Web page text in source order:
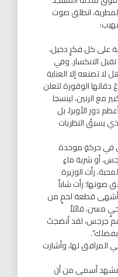
انطلق صوت
على كل فكرٍ دخيل،
الانكسار. وفي
لا تصنعه إلا العناية
دقاتها الوقورة لتعلن
مع الرنين، لينسجا
دور الأوبرا، بل
يسبقُ النظريات
في حركةٍ موحدة
أو شربة ماءٍ
رأت الوزيرة
صوتها؛ رأت شاباً
أشهى قطعة لحمٍ من
مسن، قائلاً
عم جرجس، لقد أنضجتَ
المرافق لها، وأشارت
أسمى من أن